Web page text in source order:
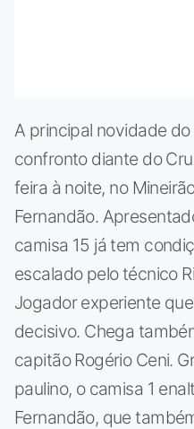
A principal novidade
confronto diante do
feira à noite, no
Fernandão.
camisa 15 já tem
escalado pelo técnico
Jogador experiente
decisivo. Chega
capitão Rogério Ceni.
paulino, o camisa 1
Fernandão, que